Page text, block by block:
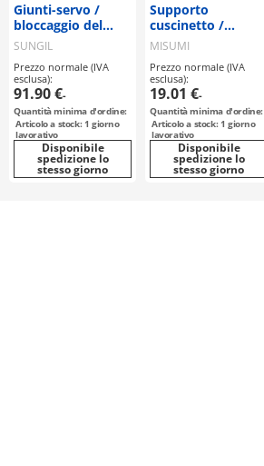
Giunti-servo /
bloccaggio del
mozzo, chiavetta /
2 dischi: acciaio /
corpo: alluminio /
SDW / SUNGIL
SUNGIL
Prezzo normale (IVA
esclusa):
91.90 €-
Quantità minima d'ordine:
Articolo a stock: 1 giorno
lavorativo
Disponibile
spedizione lo
stesso giorno
Supporto
cuscinetto /
flangia
selezionabile, a
gradini / svasato,
filettatura interna
/ anello di
sicurezza /
cuscinetto a sfere
a gola profonda /
materiale
selezionabile /
MISUMI
Prezzo normale (IVA
esclusa):
19.01 €-
Quantità minima d'ordine:
Articolo a stock: 1 giorno
lavorativo
Disponibile
spedizione lo
stesso giorno